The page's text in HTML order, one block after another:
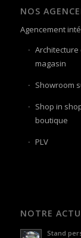
NOS
Agencement
Architecture
magasin
Showroom
Shop in
boutique
PLV
NOTRE
Stand